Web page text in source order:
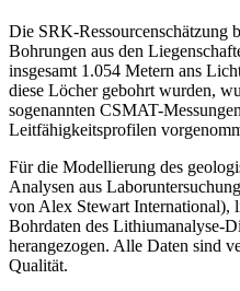
Die SRK-Ressourcenschätzung
Bohrungen aus den
insgesamt 1.054 Metern ans
diese Löcher gebohrt wurden,
sogenannten CSMAT-
Leitfähigkeitsprofilen
Für die Modellierung des
Analysen aus
von Alex Stewart International),
Bohrdaten des Lithiumanalyse-
herangezogen. Alle Daten sind
Qualität.